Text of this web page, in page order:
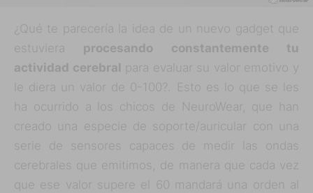
¿Qué te parecería la idea de un nuevo gadget que
estuviera procesando constantemente tu
actividad cerebral
para evaluar su valor emotivo y
le diera un valor de 0-100?. Esto es lo que se les
ha ocurrido a los chicos de NeuroWear, que han
creado una especie de soporte/auricular con una
serie de sensores capaces de medir las ondas
cerebrales que emitimos, de manera que cada vez
que ese valor supere el 60 mandará una orden al